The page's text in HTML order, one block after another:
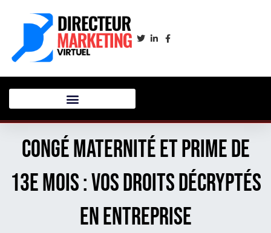
Congé maternité et prime de
13e mois : vos droits décryptés
en entreprise